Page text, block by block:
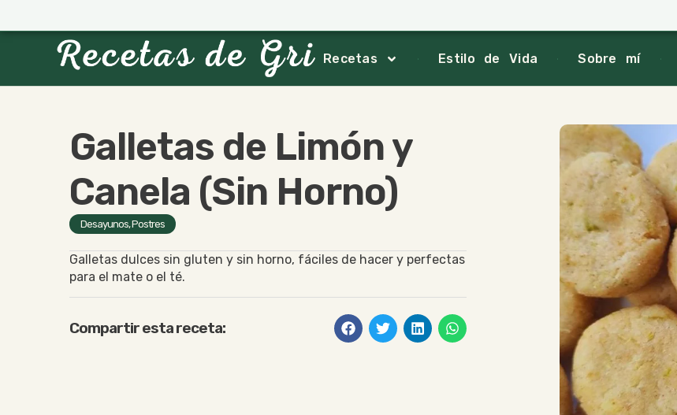
Recetas Estilo de Vida Sobre mí
Galletas de Limón y
Canela (Sin Horno)
Desayunos,Postres
Galletas dulces sin gluten y sin horno, fáciles de hacer y perfectas
para el mate o el té.
Compartir esta receta: